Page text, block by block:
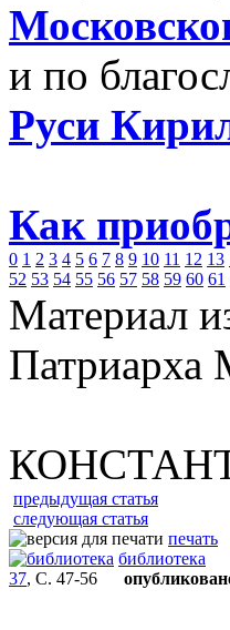
и по
Руси
Как
0 1 2 3 4 5 6 7 8 9 10 11 12 13
52 53 54 55 56 57 58 59 60 61
Материал
Патриарха
предыдущая статья
следующая статья
печать
библиотека
37, С. 47-56